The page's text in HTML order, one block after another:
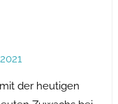
der heutigen